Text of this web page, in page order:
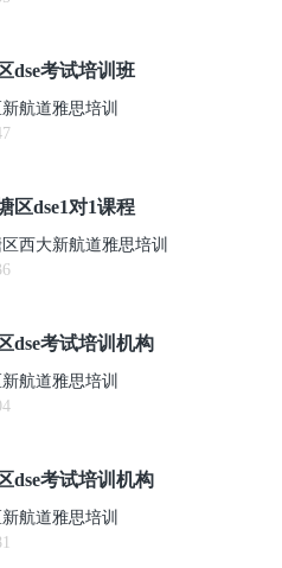
dse考试培训班
航道雅思培训
区dse1对1课程
西大新航道雅思培训
dse考试培训机构
航道雅思培训
dse考试培训机构
航道雅思培训